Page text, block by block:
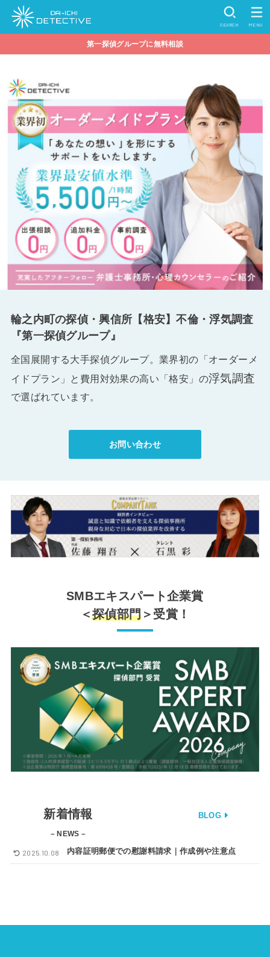
SEARCH MENU
第一探偵グループに無料相談
輪之内町の探偵・興信所【格安】不倫・浮気調査
『第一探偵グループ』
全国展開する大手探偵グループ。業界初の「オーダーメ
イドプラン」と費用対効果の高い「格安」の浮気調査
で選ばれています。
お問い合わせ
SMBエキスパート企業賞
＜探偵部門 ＞受賞！
新着情報
– NEWS –
BLOG
内容証明郵便での慰謝料請求｜作成例や注意点
2025.10.08